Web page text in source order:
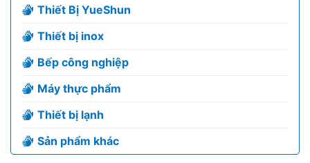
Thiết Bị YueShun
Thiết bị inox
Bếp công nghiệp
Máy thực phẩm
Thiết bị lạnh
Sản phẩm khác